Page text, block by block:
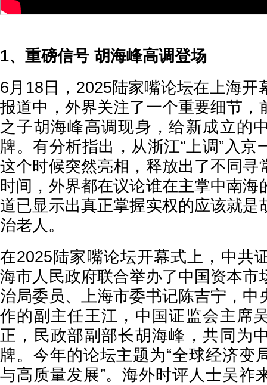
1、重磅信号 胡海峰高调登场
6月18日，2025陆家嘴论坛在上海开
报道中，外界关注了一个重要细节，
之子胡海峰高调现身，给新成立的
牌。有分析指出，从浙江“上调”入京
这个时候突然亮相，释放出了不同寻
时间，外界都在议论谁在主掌中南海
道已显示出真正掌握实权的应该就是
治老人。
在2025陆家嘴论坛开幕式上，中共
海市人民政府联合举办了中国资本市
治局委员、上海市委书记陈吉宁，中
作的副主任王江，中国证监会主席
正，民政部副部长胡海峰，共同为
牌。今年的论坛主题为“全球经济变
与高质量发展”。海外时评人士吴祚